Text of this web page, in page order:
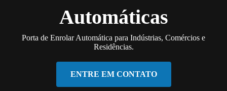
Automáticas
Porta de Enrolar Automática para Indústrias, Comércios e
Residências.
ENTRE EM CONTATO